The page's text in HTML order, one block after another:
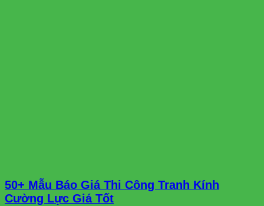
50+ Mẫu Báo Giá Thi Công Tranh Kính
Cường Lực Giá Tốt